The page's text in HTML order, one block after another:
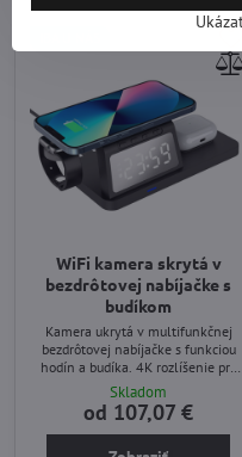
WiFi kamera skrytá v
bezdrôtovej nabíjačke s
budíkom
Kamera ukrytá v multifunkčnej
bezdrôtovej nabíjačke s funkciou
hodín a budíka. 4K rozlíšenie pre
čistý obraz. Možnosť záznamu na
vnútornú pamäť až 128Gb alebo
cloud úložisko. Veľmi nenápadné
prevedenie.
Skladom
od 107,07 €